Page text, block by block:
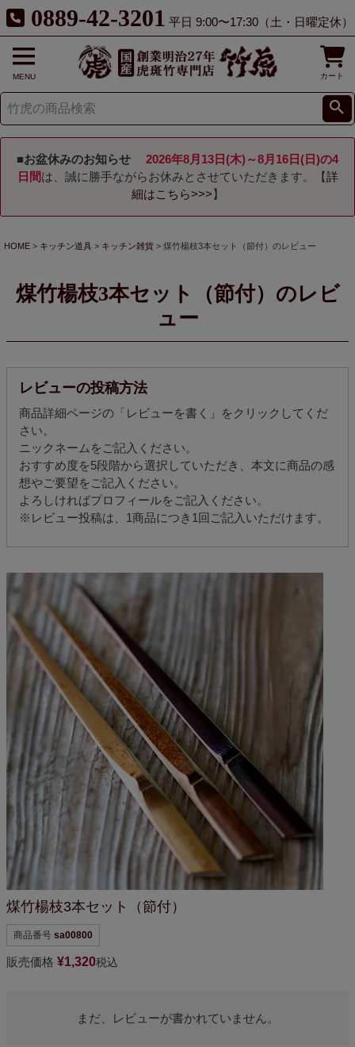
0889-42-3201 平日 9:00〜17:30（土・日曜定休）
MENU カート
■お盆休みのお知らせ
2026年8月13日(木)～8月16日(日)の4
日間は、誠に勝手ながらお休みとさせていただきます。【詳
細はこちら>>> 】
HOME キッチン道具 キッチン雑貨 煤竹楊枝3本セット（節付）のレビュー
煤竹楊枝3本セット（節付）のレビ
ュー
レビューの投稿方法
商品詳細ページの「レビューを書く」をクリックしてくだ
さい。
ニックネームをご記入ください。
おすすめ度を5段階から選択していただき、本文に商品の感
想やご要望をご記入ください。
よろしければプロフィールをご記入ください。
※レビュー投稿は、1商品につき1回ご記入いただけます。
煤竹楊枝3本セット（節付）
商品番号 sa00800
販売価格 ¥1,320税込
まだ、レビューが書かれていません。